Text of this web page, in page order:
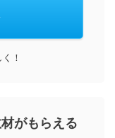
！
がもらえる